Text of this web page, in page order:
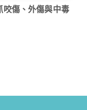
咬傷、外傷與中毒